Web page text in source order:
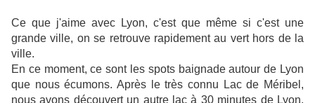
Ce que j'aime avec Lyon, c'est que même si c'est une
grande ville, on se retrouve rapidement au vert hors de la
ville.
En ce moment, ce sont les spots baignade autour de Lyon
que nous écumons. Après le très connu Lac de Méribel,
nous avons découvert un autre lac à 30 minutes de Lyon,